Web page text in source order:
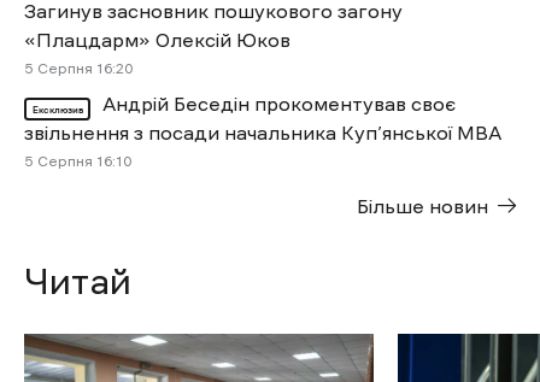
Загинув засновник пошукового загону
«Плацдарм» Олексій Юков
5 Cерпня 16:20
Ексклюзив
Андрій Беседін прокоментував своє
звільнення з посади начальника Куп’янської МВА
5 Cерпня 16:10
Більше новин
Читай